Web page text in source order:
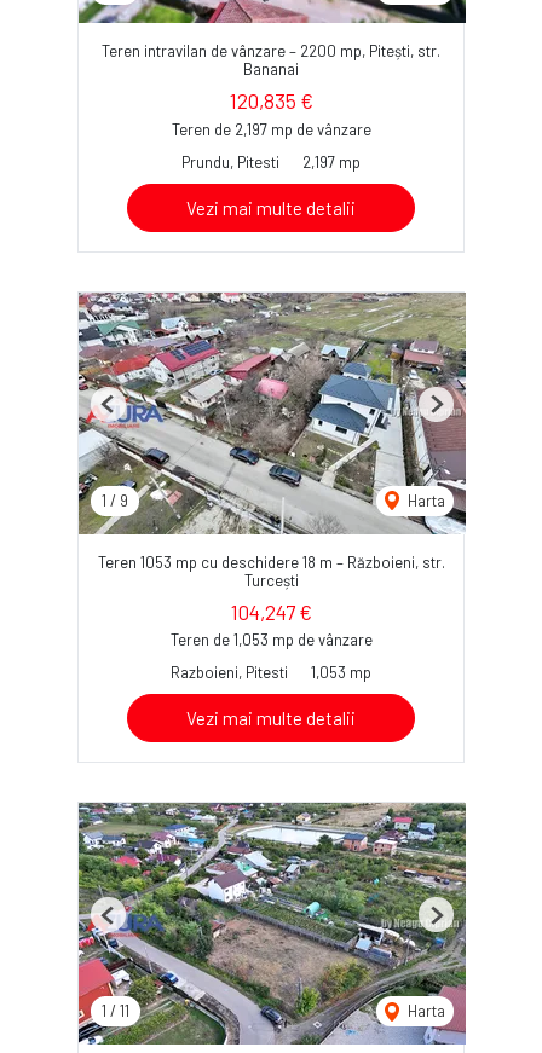
Teren intravilan de vânzare – 2200 mp, Pitești, str.
Bananai
120,835 €
Teren de 2,197 mp de vânzare
Prundu, Pitesti
2,197 mp
Vezi mai multe detalii
1 / 9 Harta
Previous Next
Teren 1053 mp cu deschidere 18 m – Războieni, str.
Turcești
104,247 €
Teren de 1,053 mp de vânzare
Razboieni, Pitesti
1,053 mp
Vezi mai multe detalii
1 / 11 Harta
Previous Next